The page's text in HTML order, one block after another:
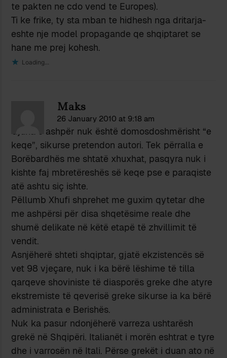
te pakten ne cdo vend te Europes).
Ti ke frike, ty sta mban te hidhesh nga dritarja-
eshte nje model propagande qe shqiptaret se
hane me prej kohesh.
Loading...
Maks
26 January 2010 at 9:18 am
Gjuha e ashpër nuk është domosdoshmërisht “e
keqe”, sikurse pretendon autori. Tek përralla e
Borëbardhës me shtatë xhuxhat, pasqyra nuk i
kishte faj mbretëreshës së keqe pse e paraqiste
atë ashtu siç ishte.
Pëllumb Xhufi shprehet me guxim qytetar dhe
me ashpërsi për disa shqetësime reale dhe
shumë delikate në këtë etapë të zhvillimit të
vendit.
Asnjëherë shteti shqiptar, gjatë ekzistencës së
vet 98 vjeçare, nuk i ka bërë lëshime të tilla
qarqeve shoviniste të diasporës greke dhe atyre
ekstremiste të qeverisë greke sikurse ia ka bërë
administrata e Berishës.
Nuk ka pasur ndonjëherë varreza ushtarësh
grekë në Shqipëri. Italianët i morën eshtrat e tyre
dhe i varrosën në Itali. Përse grekët i duan ato në